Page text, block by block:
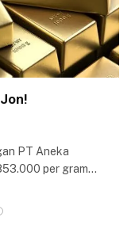
PT Aneka
per gram…